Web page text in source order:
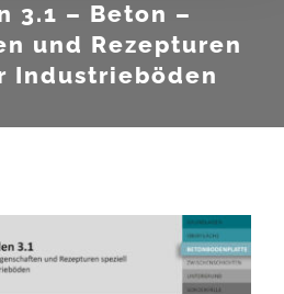
3.1 – Beton –
und Rezepturen
Industrieböden